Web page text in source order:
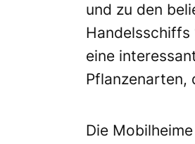
und zu den
Handelsschiffs
eine
Pflanzenarten,
Die